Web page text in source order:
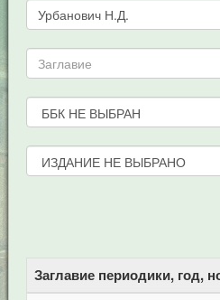
Заглавие периодики, год,